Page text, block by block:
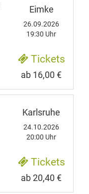
Eimke
26.09.2026
19:30 Uhr
Tickets
ab 16,00 €
Karlsruhe
24.10.2026
20:00 Uhr
Tickets
ab 20,40 €